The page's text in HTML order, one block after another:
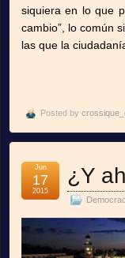
siquiera en lo que
cambio”, lo común
las que la
Posted by
¿Y
Jun
17
2015